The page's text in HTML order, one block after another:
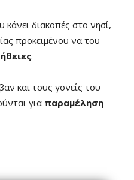
διακοπές στο νησί,
προκειμένου να του
.
και τους γονείς του
για παραμέληση